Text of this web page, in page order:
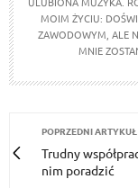
MOIM ŻYCIU:
ZAWODOWYM, ALE
MNIE
POPRZEDNI ARTYKUŁ
Trudny
nim poradzić